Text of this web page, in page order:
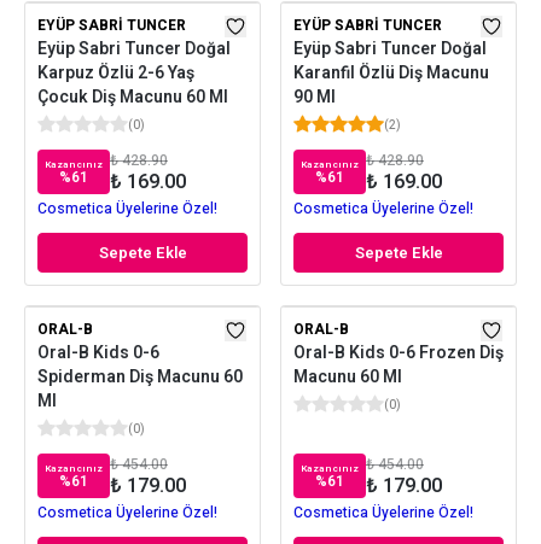
EYÜP SABRI TUNCER
Eyüp Sabri Tuncer Doğal
Karpuz Özlü 2-6 Yaş
Çocuk Diş Macunu 60 Ml
(0)
Kazancınız
%61
₺ 428.90
₺ 169.00
Cosmetica Üyelerine Özel!
Sepete Ekle
EYÜP SABRI TUNCER
Eyüp Sabri Tuncer Doğal
Karanfil Özlü Diş Macunu
90 Ml
(2)
Kazancınız
%61
₺ 428.90
₺ 169.00
Cosmetica Üyelerine Özel!
Sepete Ekle
ORAL-B
Oral-B Kids 0-6
Spiderman Diş Macunu 60
Ml
(0)
Kazancınız
%61
₺ 454.00
₺ 179.00
Cosmetica Üyelerine Özel!
ORAL-B
Oral-B Kids 0-6 Frozen Diş
Macunu 60 Ml
(0)
Kazancınız
%61
₺ 454.00
₺ 179.00
Cosmetica Üyelerine Özel!